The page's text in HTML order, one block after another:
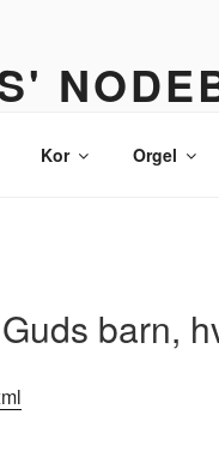
Kor Orgel
barn,